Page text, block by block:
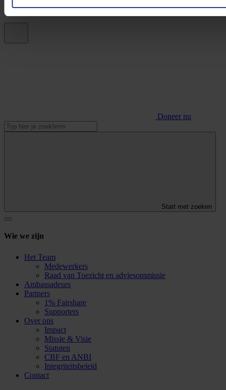
Maak sport eerlijk
Doneer nu
Start met zoeken
Wie we zijn
Het Team
Medewerkers
Raad van Toezicht en adviesommissie
Ambassadeurs
Partners
1% Fairshare
Supporters
Over ons
Impact
Missie & Visie
Statuten
CBF en ANBI
Integriteitsbeleid
Contact